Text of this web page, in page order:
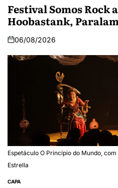
Festival Somos Rock
Hoobastank,
06/08/2026
Espetáculo O Princípio do Mundo,
Estrella
CAPA